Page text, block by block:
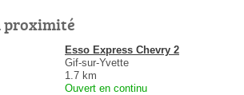
proximité
Esso Express Chevry 2
Gif-sur-Yvette
1.7 km
Ouvert en continu